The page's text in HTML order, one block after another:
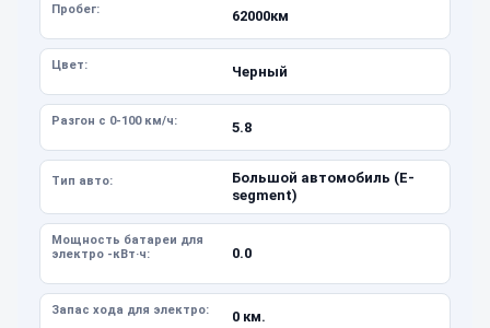
Пробег: 62000км
Цвет: Черный
Разгон с 0-100 км/ч: 5.8
Тип авто:
Большой автомобиль (E-
segment)
Мощность батареи для
электро -кВт·ч:
0.0
Запас хода для электро: 0 км.